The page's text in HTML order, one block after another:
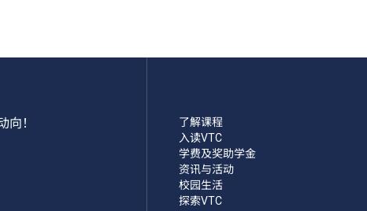
！
了解课程
入读VTC
学费及奖助学金
资讯与活动
校园生活
探索VTC